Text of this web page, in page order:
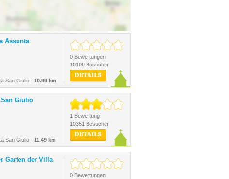
Assunta
San Giulio - 10.99 km
0 Bewertungen
10109 Besucher
DETAILS
Giulio
San Giulio - 11.49 km
1 Bewertung
10351 Besucher
DETAILS
Garten der Villa
0 Bewertungen